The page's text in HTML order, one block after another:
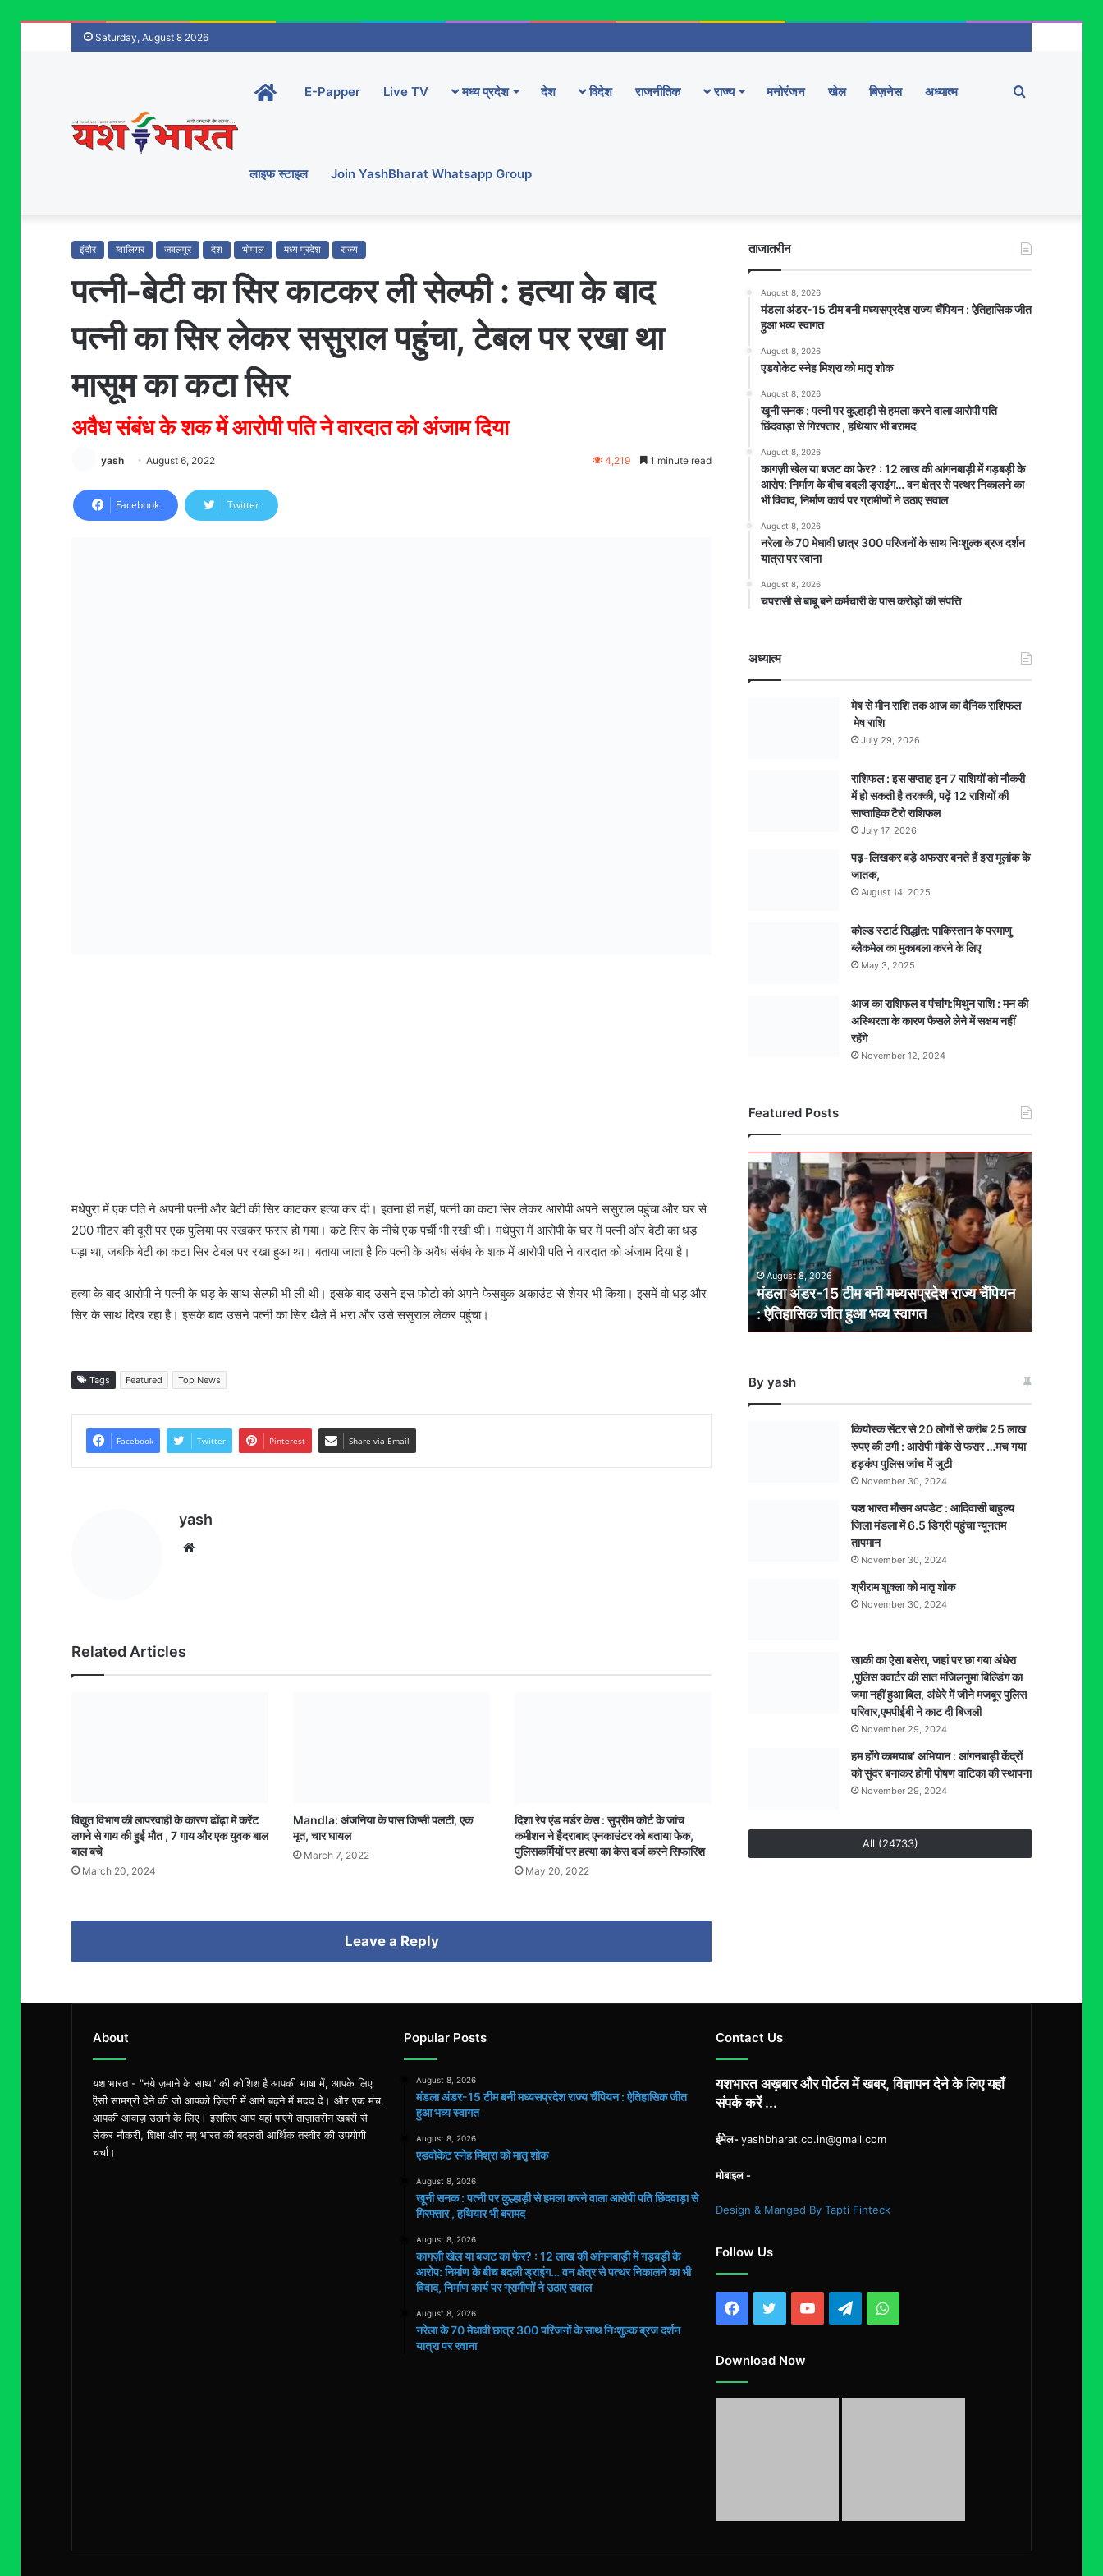
Saturday, August 8 2026
Home-
main
E-Papper Live TV मध्य प्रदेश देश विदेश राजनीतिक राज्य मनोरंजन खेल बिज़नेस अध्यात्म
लाइफ स्टाइल Join YashBharat Whatsapp Group
Search
इंदौर ग्वालियर जबलपुर देश भोपाल मध्य प्रदेश राज्य
पत्नी-बेटी का सिर काटकर ली सेल्फी : हत्या के बाद
पत्नी का सिर लेकर ससुराल पहुंचा, टेबल पर रखा था
मासूम का कटा सिर
अवैध संबंध के शक में आरोपी पति ने वारदात को अंजाम दिया
yash August 6, 2022 4,219 1 minute read
Facebook Twitter
मधेपुरा में एक पति ने अपनी पत्नी और बेटी की सिर काटकर हत्या कर दी। इतना ही नहीं, पत्नी का कटा सिर लेकर आरोपी अपने ससुराल पहुंचा और घर से
200 मीटर की दूरी पर एक पुलिया पर रखकर फरार हो गया। कटे सिर के नीचे एक पर्ची भी रखी थी। मधेपुरा में आरोपी के घर में पत्नी और बेटी का धड़
पड़ा था, जबकि बेटी का कटा सिर टेबल पर रखा हुआ था। बताया जाता है कि पत्नी के अवैध संबंध के शक में आरोपी पति ने वारदात को अंजाम दिया है।
हत्या के बाद आरोपी ने पत्नी के धड़ के साथ सेल्फी भी ली थी। इसके बाद उसने इस फोटो को अपने फेसबुक अकाउंट से शेयर भी किया। इसमें वो धड़ और
सिर के साथ दिख रहा है। इसके बाद उसने पत्नी का सिर थैले में भरा और उसे ससुराल लेकर पहुंचा।
Tags Featured Top News
Facebook Twitter Pinterest Share via Email
yash
Website
Related Articles
विद्युत विभाग की लापरवाही के कारण ढोंढ़ा में करेंट
लगने से गाय की हुई मौत , 7 गाय और एक युवक बाल
बाल बचे
March 20, 2024
Mandla: अंजनिया के पास जिप्सी पलटी, एक
मृत, चार घायल
March 7, 2022
दिशा रेप एंड मर्डर केस : सुप्रीम कोर्ट के जांच
कमीशन ने हैैदराबाद एनकाउंटर को बताया फेक,
पुलिसकर्मियों पर हत्या का केस दर्ज करने सिफारिश
May 20, 2022
Leave a Reply
ताजातरीन
August 8, 2026
मंडला अंडर-15 टीम बनी मध्यसप्रदेश राज्य चैंपियन : ऐतिहासिक जीत
हुआ भव्य स्वागत
August 8, 2026
एडवोकेट स्नेह मिश्रा को मातृ शोक
August 8, 2026
खूनी सनक : पत्नी पर कुल्हाड़ी से हमला करने वाला आरोपी पति
छिंदवाड़ा से गिरफ्तार , हथियार भी बरामद
August 8, 2026
कागज़ी खेल या बजट का फेर? : 12 लाख की आंगनबाड़ी में गड़बड़ी के
आरोप: निर्माण के बीच बदली ड्राइंग… वन क्षेत्र से पत्थर निकालने का
भी विवाद, निर्माण कार्य पर ग्रामीणों ने उठाए सवाल
August 8, 2026
नरेला के 70 मेधावी छात्र 300 परिजनों के साथ निःशुल्क ब्रज दर्शन
यात्रा पर रवाना
August 8, 2026
चपरासी से बाबू बने कर्मचारी के पास करोड़ों की संपत्ति
अध्यात्म
मेष से मीन राशि तक आज का दैनिक राशिफल
मेष राशि
July 29, 2026
राशिफल : इस सप्ताह इन 7 राशियों को नौकरी
में हो सकती है तरक्की, पढ़ें 12 राशियों की
साप्ताहिक टैरो राशिफल
July 17, 2026
पढ़-लिखकर बड़े अफसर बनते हैं इस मूलांक के
जातक,
August 14, 2025
कोल्ड स्टार्ट सिद्धांत: पाकिस्तान के परमाणु
ब्लैकमेल का मुकाबला करने के लिए
May 3, 2025
आज का राशिफल व पंचांग:मिथुन राशि : मन की
अस्थिरता के कारण फैसले लेने में सक्षम नहीं
रहेंगे
November 12, 2024
Featured Posts
मंडला
अंडर-15
टीम
बनी
मध्यसप्रदेश
राज्य
चैंपियन
: ऐतिहासिक
जीत
हुआ
भव्य
August 8, 2026
मंडला अंडर-15 टीम बनी मध्यसप्रदेश राज्य चैंपियन
: ऐतिहासिक जीत हुआ भव्य स्वागत
By yash
कियोस्क सेंटर से 20 लोगों से करीब 25 लाख
रुपए की ठगी : आरोपी मौके से फरार …मच गया
हड़कंप पुलिस जांच में जुटी
November 30, 2024
यश भारत मौसम अपडेट : आदिवासी बाहुल्य
जिला मंडला में 6.5 डिग्री पहुंचा न्यूनतम
तापमान
November 30, 2024
श्रीराम शुक्ला को मातृ शोक
November 30, 2024
खाकी का ऐसा बसेरा, जहां पर छा गया अंधेरा
,पुलिस क्वार्टर की सात मंजिलनुमा बिल्डिंग का
जमा नहीं हुआ बिल, अंधेरे में जीने मजबूर पुलिस
परिवार,एमपीईबी ने काट दी बिजली
November 29, 2024
हम होंगे कामयाब’ अभियान : आंगनबाड़ी केंद्रों
को सुंदर बनाकर होगी पोषण वाटिका की स्थापना
November 29, 2024
All (24733)
About
यश भारत - "नये ज़माने के साथ" की कोशिश है आपकी भाषा में, आपके लिए
ऎसी सामग्री देने की जो आपको ज़िंदगी में आगे बढ़ने में मदद दे। और एक मंच,
आपकी आवाज़ उठाने के लिए। इसलिए आप यहां पाएंगे ताज़ातरीन खबरों से
लेकर नौकरी, शिक्षा और नए भारत की बदलती आर्थिक तस्वीर की उपयोगी
चर्चा।
Popular Posts
August 8, 2026
मंडला अंडर-15 टीम बनी मध्यसप्रदेश राज्य चैंपियन : ऐतिहासिक जीत
हुआ भव्य स्वागत
August 8, 2026
एडवोकेट स्नेह मिश्रा को मातृ शोक
August 8, 2026
खूनी सनक : पत्नी पर कुल्हाड़ी से हमला करने वाला आरोपी पति छिंदवाड़ा से
गिरफ्तार , हथियार भी बरामद
August 8, 2026
कागज़ी खेल या बजट का फेर? : 12 लाख की आंगनबाड़ी में गड़बड़ी के
आरोप: निर्माण के बीच बदली ड्राइंग… वन क्षेत्र से पत्थर निकालने का भी
विवाद, निर्माण कार्य पर ग्रामीणों ने उठाए सवाल
August 8, 2026
नरेला के 70 मेधावी छात्र 300 परिजनों के साथ निःशुल्क ब्रज दर्शन
यात्रा पर रवाना
Contact Us
यशभारत अख़बार और पोर्टल में खबर, विज्ञापन देने के लिए यहाँ
संपर्क करें ...
ईमेल-yashbharat.co.in@gmail.com
मोबाइल -
Design & Manged By Tapti Finteck
Follow Us
Facebook
TwitterYouTubeTelegramWhatsApp
Download Now